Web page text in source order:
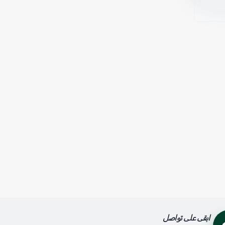
ابقى على تواصل